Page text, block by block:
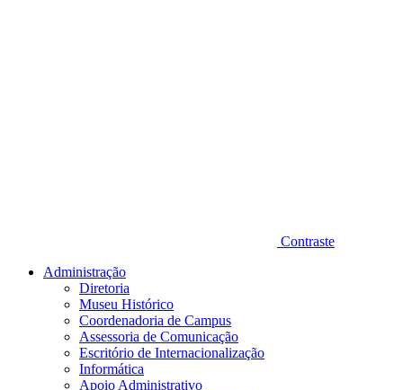
Contraste
Administração
Diretoria
Museu Histórico
Coordenadoria de Campus
Assessoria de Comunicação
Escritório de Internacionalização
Informática
Apoio Administrativo